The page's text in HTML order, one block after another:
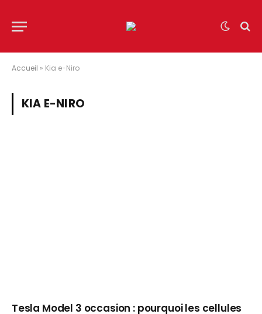
Accueil » Kia e-Niro
KIA E-NIRO
Tesla Model 3 occasion : pourquoi les cellules